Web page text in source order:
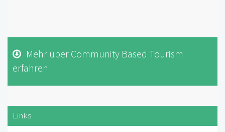
Mehr über Community Based Tourism
erfahren
Links